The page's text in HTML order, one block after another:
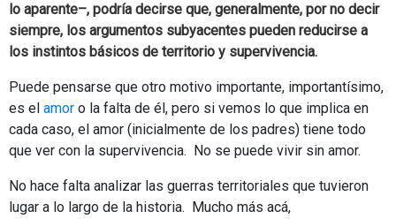
lo aparente–, podría decirse que, generalmente, por no decir
siempre, los argumentos subyacentes pueden reducirse a
los instintos básicos de territorio y supervivencia.
Puede pensarse que otro motivo importante, importantísimo,
es el amor o la falta de él, pero si vemos lo que implica en
cada caso, el amor (inicialmente de los padres) tiene todo
que ver con la supervivencia. No se puede vivir sin amor.
No hace falta analizar las guerras territoriales que tuvieron
lugar a lo largo de la historia. Mucho más acá,